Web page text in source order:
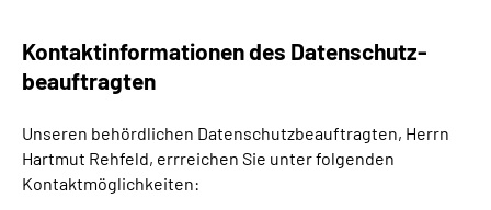
Kontaktinformationen des Datenschutz­
beauftragten
Unseren behördlichen Datenschutzbeauftragten, Herrn
Hartmut Rehfeld, errreichen Sie unter folgenden
Kontaktmöglichkeiten: